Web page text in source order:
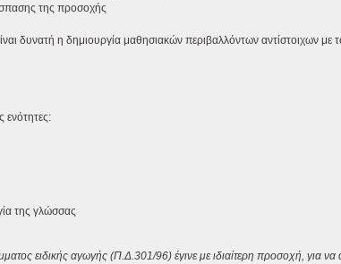
της προσοχής
δυνατή η δημιουργία μαθησιακών περιβαλλόντων αντίστοιχων με
ενότητες:
της γλώσσας
ειδικής αγωγής (Π.Δ.301/96) έγινε με ιδιαίτερη προσοχή, για